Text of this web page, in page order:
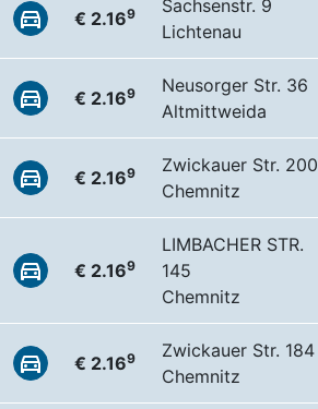
€ 2.169
Sachsenstr. 9
Lichtenau
€ 2.169
Neusorger Str. 36
Altmittweida
€ 2.169
Zwickauer Str. 200
Chemnitz
€ 2.169
LIMBACHER STR.
145
Chemnitz
€ 2.169
Zwickauer Str. 184
Chemnitz